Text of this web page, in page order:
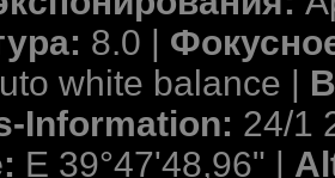
8.0 |
white balance |
Information: 24/1
E 39°47'48,96" |